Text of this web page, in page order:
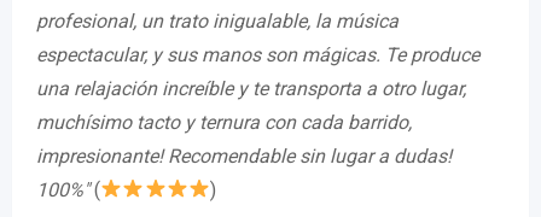
profesional, un trato inigualable, la música
espectacular, y sus manos son mágicas. Te produce
una relajación increíble y te transporta a otro lugar,
muchísimo tacto y ternura con cada barrido,
impresionante! Recomendable sin lugar a dudas!
100%"( )